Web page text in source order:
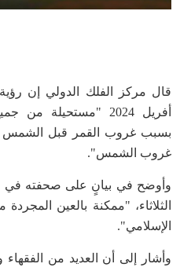
أفريل 2024 "مستحيلة
بسبب غروب القمر قبل الشمس
غروب الشمس".
وأوضح في بيانٍ على صحفته في
الثلاثاء، "ممكنة بالعين
الإسلامي".
‏وأشار إلى أن العديد من الفقهاء